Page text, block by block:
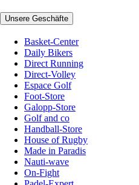
Unsere Geschäfte
Basket-Center
Daily Bikers
Direct Running
Direct-Volley
Espace Golf
Foot-Store
Galopp-Store
Golf and co
Handball-Store
House of Rugby
Made in Paradis
Nauti-wave
On-Fight